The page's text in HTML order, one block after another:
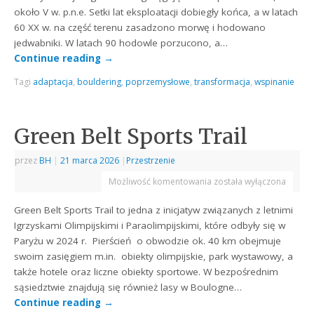
około V w. p.n.e. Setki lat eksploatacji dobiegły końca, a w latach
60 XX w. na część terenu zasadzono morwę i hodowano
jedwabniki. W latach 90 hodowle porzucono, a…
Continue reading →
Tagi adaptacja, bouldering, poprzemysłowe,transformacja,wspinanie
Green Belt Sports Trail
przez BH | 21 marca 2026 | Przestrzenie
Możliwość komentowania została wyłączona
Green Belt Sports Trail to jedna z inicjatyw związanych z letnimi
Igrzyskami Olimpijskimi i Paraolimpijskimi, które odbyły się w
Paryżu w 2024 r. Pierścień o obwodzie ok. 40 km obejmuje
swoim zasięgiem m.in. obiekty olimpijskie, park wystawowy, a
także hotele oraz liczne obiekty sportowe. W bezpośrednim
sąsiedztwie znajdują się również lasy w Boulogne…
Continue reading →